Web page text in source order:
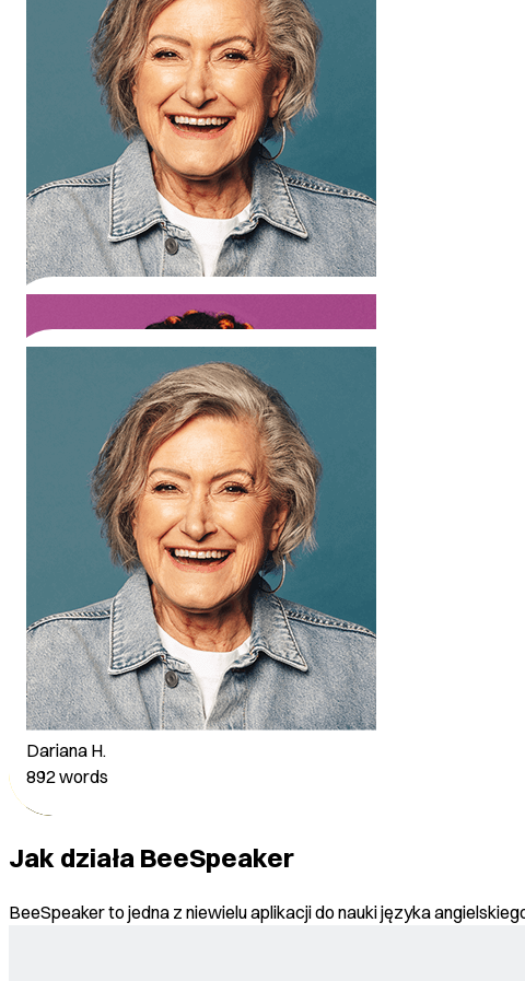
892words
944words
wypowiadają
Susanne D.
713words
Filip D.
Dariana H.
892 words
Jak działa BeeSpeaker
BeeSpeaker to jedna z niewielu aplikacji do nauki języka